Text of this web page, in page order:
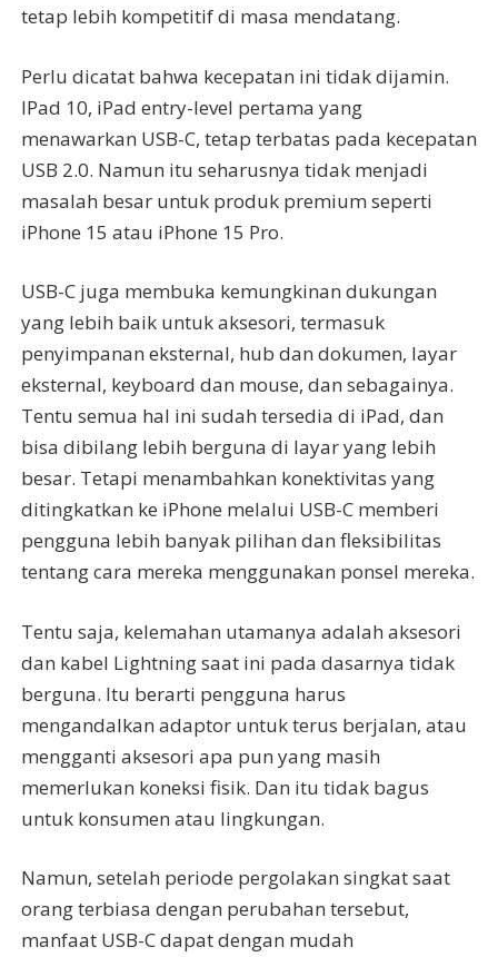
tetap lebih kompetitif di masa mendatang.
Perlu dicatat bahwa kecepatan ini tidak dijamin.
IPad 10, iPad entry-level pertama yang
menawarkan USB-C, tetap terbatas pada kecepatan
USB 2.0. Namun itu seharusnya tidak menjadi
masalah besar untuk produk premium seperti
iPhone 15 atau iPhone 15 Pro.
USB-C juga membuka kemungkinan dukungan
yang lebih baik untuk aksesori, termasuk
penyimpanan eksternal, hub dan dokumen, layar
eksternal, keyboard dan mouse, dan sebagainya.
Tentu semua hal ini sudah tersedia di iPad, dan
bisa dibilang lebih berguna di layar yang lebih
besar. Tetapi menambahkan konektivitas yang
ditingkatkan ke iPhone melalui USB-C memberi
pengguna lebih banyak pilihan dan fleksibilitas
tentang cara mereka menggunakan ponsel mereka.
Tentu saja, kelemahan utamanya adalah aksesori
dan kabel Lightning saat ini pada dasarnya tidak
berguna. Itu berarti pengguna harus
mengandalkan adaptor untuk terus berjalan, atau
mengganti aksesori apa pun yang masih
memerlukan koneksi fisik. Dan itu tidak bagus
untuk konsumen atau lingkungan.
Namun, setelah periode pergolakan singkat saat
orang terbiasa dengan perubahan tersebut,
manfaat USB-C dapat dengan mudah